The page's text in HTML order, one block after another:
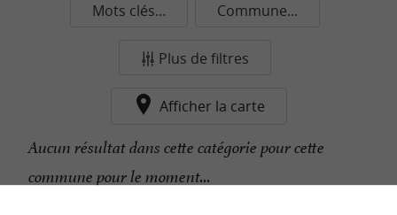
Mots clés... Commune...
Plus de filtres
Afficher la carte
Aucun résultat dans cette catégorie pour cette
commune pour le moment...